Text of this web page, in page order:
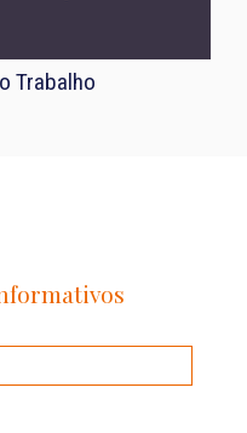
Trabalho